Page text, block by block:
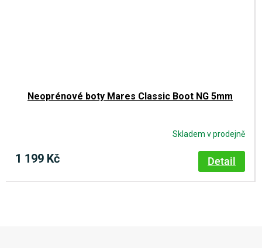
Neoprénové boty Mares Classic Boot NG 5mm
Skladem v prodejně
1 199 Kč Detail